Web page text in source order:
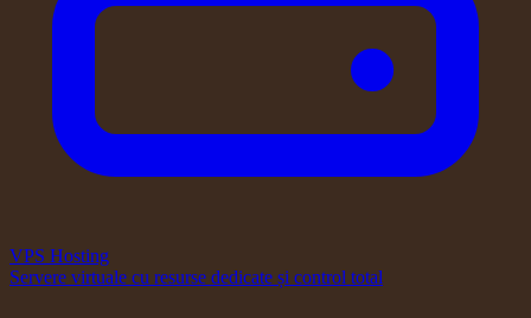
VPS Hosting
Servere virtuale cu resurse dedicate și control total